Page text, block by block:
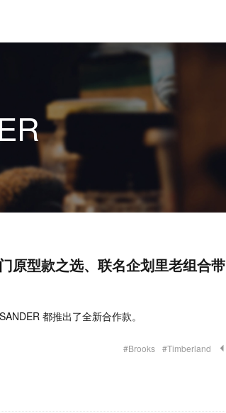
原型款之选、联名企划里老组合带
都推出了全新合作款。
#Brooks #Timberland